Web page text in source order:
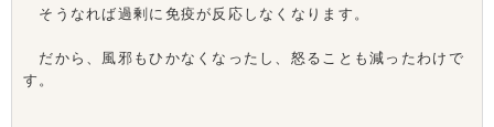
そうなれば過剰に免疫が反応しなくなります。
だから、風邪もひかなくなったし、怒ることも減ったわけで
す。